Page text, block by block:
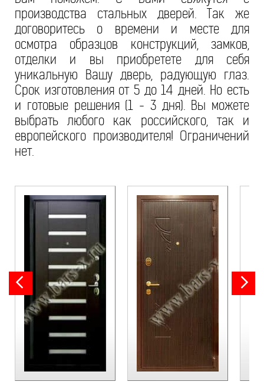
производства стальных дверей. Так же
договоритесь о времени и месте для
осмотра образцов конструкций, замков,
отделки и вы приобретете для себя
уникальную Вашу дверь, радующую глаз.
Срок изготовления от 5 до 14 дней. Но есть
и готовые решения (1 - 3 дня). Вы можете
выбрать любого как российского, так и
европейского производителя! Ограничений
нет.